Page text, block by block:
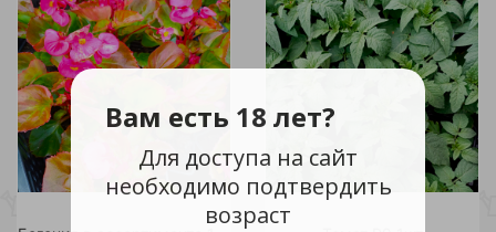
Вам есть 18 лет?
Для доступа на сайт
необходимо подтвердить
возраст